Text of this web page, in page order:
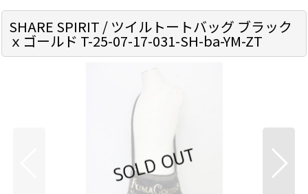
SHARE SPIRIT / ツイルトートバッグ ブラック
ｘゴールド T-25-07-17-031-SH-ba-YM-ZT